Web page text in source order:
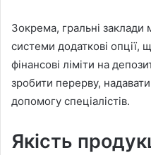
Зокрема, гральні заклади
системи додаткові опції,
фінансові ліміти на
зробити перерву,
допомогу спеціалістів.
Якість